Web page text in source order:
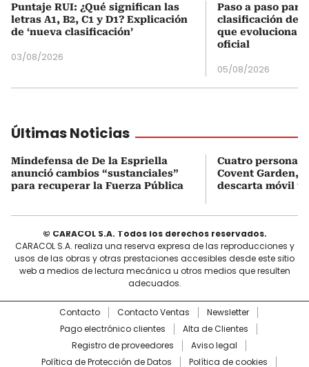
Puntaje RUI: ¿Qué significan las
letras A1, B2, C1 y D1? Explicación
de ‘nueva clasificación’
03/08/2026
Paso a paso
clasificación del
que evoluciona
oficial
05/08/2026
Últimas Noticias
Mindefensa de De la Espriella
anunció cambios “sustanciales”
para recuperar la Fuerza Pública
Cuatro personas
Covent Garden,
descarta móvil
© CARACOL S.A. Todos los derechos reservados.
CARACOL S.A. realiza una reserva expresa de las reproducciones y
usos de las obras y otras prestaciones accesibles desde este sitio
web a medios de lectura mecánica u otros medios que resulten
adecuados.
Contacto Contacto Ventas
Newsletter
Pago electrónico clientes
Alta de Clientes
Registro de proveedores
Aviso legal
Política de Protección de Datos
Política de cookies